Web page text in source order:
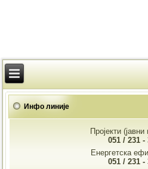
Инфо линије
Пројекти (јавни
051 / 231 -
Енергетска
051 / 231 -